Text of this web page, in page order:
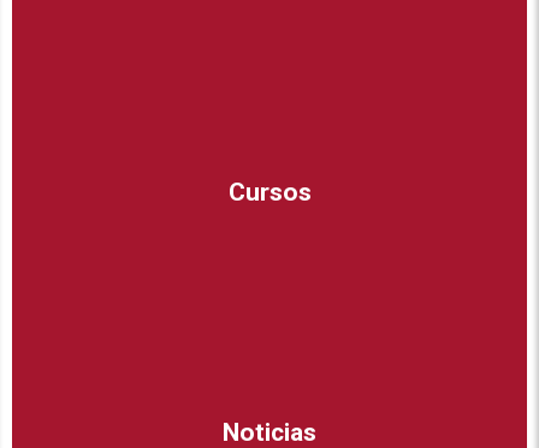
Cursos
Noticias